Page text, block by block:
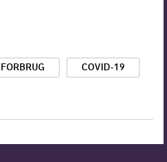
FORBRUG COVID-19